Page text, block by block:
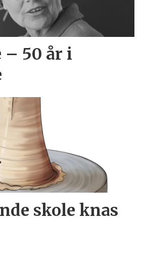
– 50 år i
skole knas